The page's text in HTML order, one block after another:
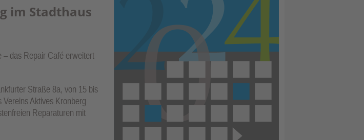
im Stadthaus
– das Repair Café erweitert
Straße 8a, von 15 bis
Aktives Kronberg
Reparaturen mit